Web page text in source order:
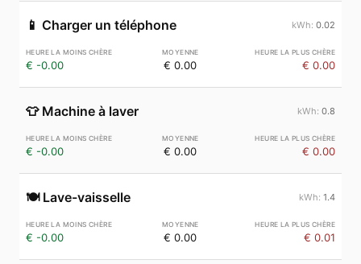
📱 Charger un téléphone 0.02
€ -0.00 € 0.00 € 0.00
👕 Machine à laver 0.8
€ -0.00 € 0.00 € 0.00
🍽️ Lave-vaisselle 1.4
€ -0.00 € 0.00 € 0.01